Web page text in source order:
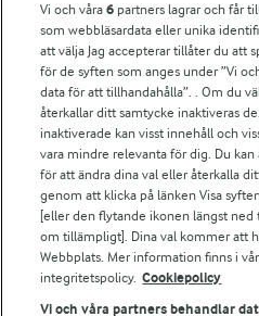
För ägare
Arlas kundportal
Arla.com
Falbygdens Ost
Arla webbshop
Bildbank
Följ oss
Vi och våra6 partners lagrar och får
som webbläsardata eller unika
att välja Jag accepterar tillåter du att
för de syften som anges under ”Vi
data för att tillhandahålla”. . Om du
återkallar ditt samtycke inaktiveras
inaktiverade kan visst innehåll och
vara mindre relevanta för dig. Du
för att ändra dina val eller återkalla
genom att klicka på länken Visa
[eller den flytande ikonen längst ned
om tillämpligt]. Dina val kommer att
Webbplats. Mer information finns i vår
integritetspolicy. Cookiepolicy
Vi och våra partners behandlar